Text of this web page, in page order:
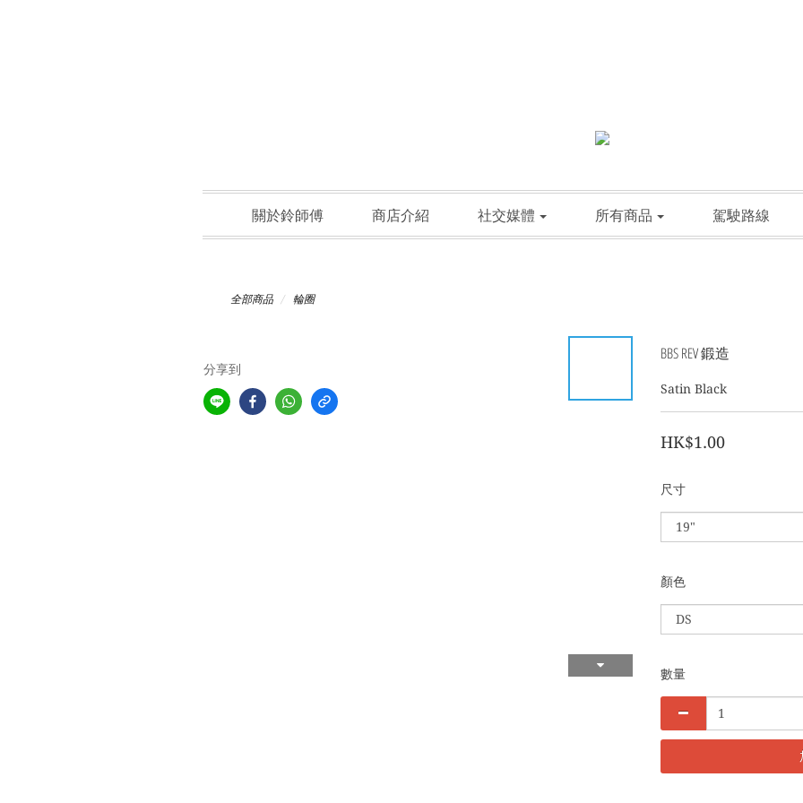
關於鈴師傅 商店介紹 社交媒體 所有商品 駕駛路線
全部商品 輪圈
分享到
BBS REV 鍛造
Satin Black
HK$1.00
尺寸
顏色
數量